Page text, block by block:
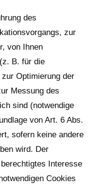
des
zur
von Ihnen
B. für die
Optimierung der
Messung des
sind (notwendige
von Art. 6 Abs.
sofern keine andere
wird. Der
Interesse
Cookies